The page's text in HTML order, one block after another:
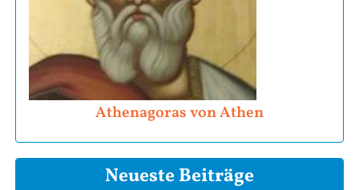
Athenagoras von Athen
Neueste Beiträge